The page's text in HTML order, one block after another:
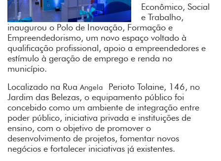
Econômico, Social
e Trabalho,
inaugurou o Polo de Inovação, Formação e
Empreendedorismo, um novo espaço voltado à
qualificação profissional, apoio a empreendedores e
estímulo à geração de emprego e renda no
município.
Localizado na Rua Angela
Perioto Tolaine, 146, no
Jardim das Belezas, o equipamento público foi
concebido como um ambiente de integração entre
poder público, iniciativa privada e instituições de
ensino, com o objetivo de promover o
desenvolvimento de projetos, fomentar novos
negócios e fortalecer iniciativas já existentes.